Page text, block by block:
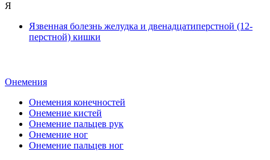
Я
Язвенная болезнь желудка и двенадцатиперстной (12-
перстной) кишки
Онемения
Онемения конечностей
Онемение кистей
Онемение пальцев рук
Онемение ног
Онемение пальцев ног